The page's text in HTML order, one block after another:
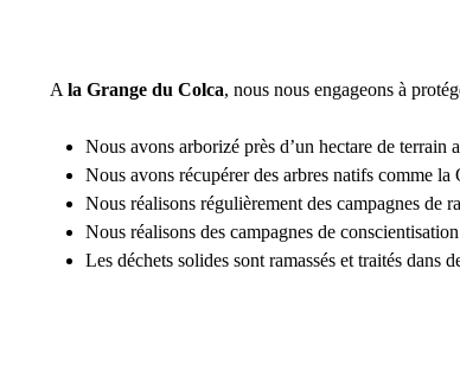
A la Grange du Colca, nous nous engageons à
Nous avons arborizé près d’un hectare de terrain
Nous avons récupérer des arbres natifs comme
Nous réalisons régulièrement des campagnes de
Nous réalisons des campagnes de
Les déchets solides sont ramassés et traités dans